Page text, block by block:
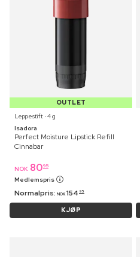
OUTLET
Leppestift ⋅ 4 g
Isadora
Perfect Moisture Lipstick Refill
Cinnabar
NOK 8095
Medlemspris
Normalpris: NOK 154 95
KJØP